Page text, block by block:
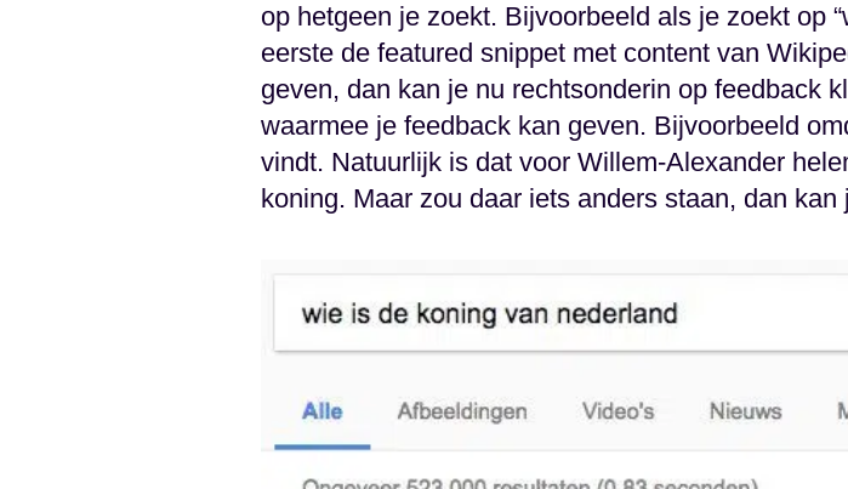
op hetgeen je zoekt. Bijvoorbeeld als je zoekt op
eerste de featured snippet met content van
geven, dan kan je nu rechtsonderin op feedback
waarmee je feedback kan geven. Bijvoorbeeld
vindt. Natuurlijk is dat voor Willem-Alexander
koning. Maar zou daar iets anders staan, dan